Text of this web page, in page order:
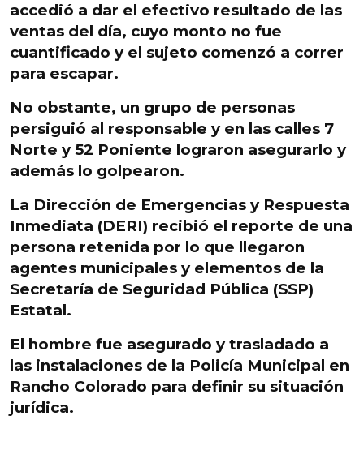
accedió a dar el efectivo resultado de las
ventas del día, cuyo monto no fue
cuantificado y el sujeto comenzó a correr
para escapar.
No obstante, un grupo de personas
persiguió al responsable y en las calles 7
Norte y 52 Poniente lograron asegurarlo y
además lo golpearon.
La Dirección de Emergencias y Respuesta
Inmediata (DERI) recibió el reporte de una
persona retenida por lo que llegaron
agentes municipales y elementos de la
Secretaría de Seguridad Pública (SSP)
Estatal.
El hombre fue asegurado y trasladado a
las instalaciones de la Policía Municipal en
Rancho Colorado para definir su situación
jurídica.